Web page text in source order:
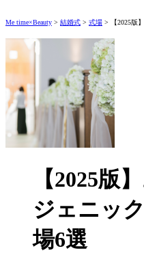
Me time×Beauty > 結婚式 > 式場 > 【2025版
【2025版
ジェニッ
場6選